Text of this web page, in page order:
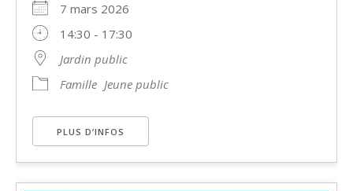
7 mars 2026
14:30 - 17:30
Jardin public
Famille Jeune public
PLUS D’INFOS